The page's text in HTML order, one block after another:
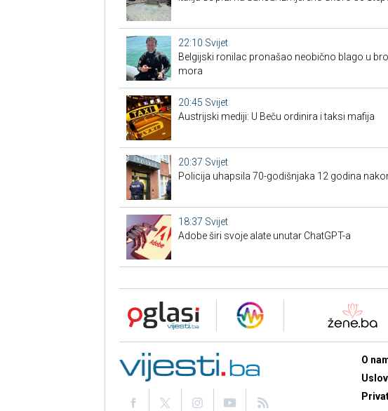
22:10 Svijet
Belgijski ronilac pronašao neobično blago u
mora
20:45 Svijet
Austrijski mediji: U Beču ordinira i taksi mafija
20:37 Svijet
Policija uhapsila 70-godišnjaka 12 godina
18:37 Svijet
Adobe širi svoje alate unutar ChatGPT-a
O